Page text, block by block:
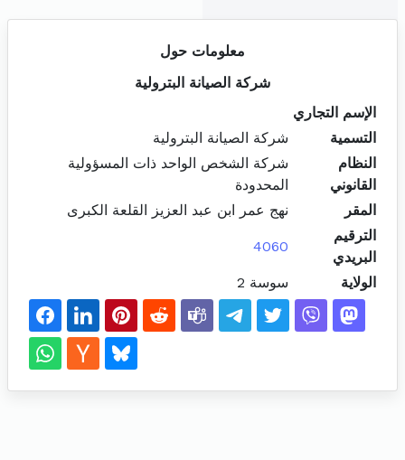
معلومات حول
شركة الصيانة البترولية
الإسم التجاري
التسمية
شركة الصيانة البترولية
النظام
القانوني
شركة الشخص الواحد ذات المسؤولية
المحدودة
المقر
نهج عمر ابن عبد العزيز القلعة الكبرى
الترقيم
البريدي
4060
الولاية سوسة 2